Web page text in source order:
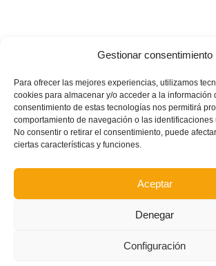
Gestionar consentimiento
Para ofrecer las mejores experiencias, utilizamos
cookies para almacenar y/o acceder a la información
consentimiento de estas tecnologías nos permitirá
comportamiento de navegación o las identificaciones
No consentir o retirar el consentimiento, puede
ciertas características y funciones.
Aceptar
Denegar
Configuración